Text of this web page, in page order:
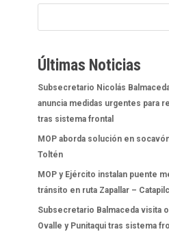
pdf
icon
Últimas Noticias
Subsecretario Nicolás
anuncia medidas urgentes para
tras sistema frontal
MOP aborda solución en
Toltén
MOP y Ejército instalan puente
tránsito en ruta Zapallar –
Subsecretario Balmaceda visita
Ovalle y Punitaqui tras sistema